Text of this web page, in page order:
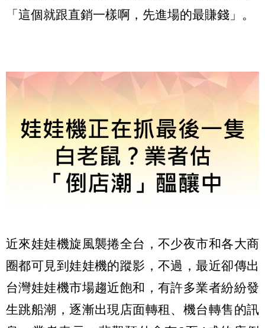
「這個就跟直銷一樣啊，先進場的最賺錢」。
近來娃娃機旋風襲捲全台，不少夜市和各大商
圈都可見到娃娃機的蹤影，不過，最近卻傳出
台灣娃娃機市場趨近飽和，有許多業者紛紛發
生跳船潮，逐漸出現店面轉租、機台轉售的訊